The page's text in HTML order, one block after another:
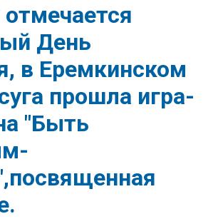
День
в Еремкинском
прошла игра-
"Быть